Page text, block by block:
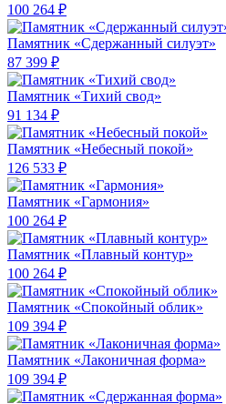
100 264 ₽
Памятник «Сдержанный силуэт»
87 399 ₽
Памятник «Тихий свод»
91 134 ₽
Памятник «Небесный покой»
126 533 ₽
Памятник «Гармония»
100 264 ₽
Памятник «Плавный контур»
100 264 ₽
Памятник «Спокойный облик»
109 394 ₽
Памятник «Лаконичная форма»
109 394 ₽